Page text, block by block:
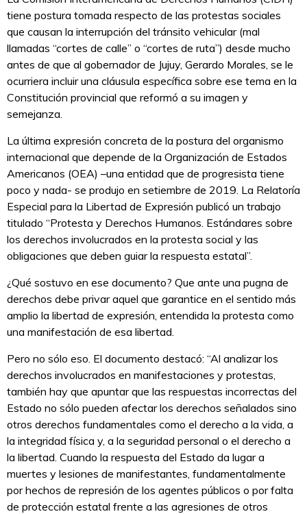
tiene postura tomada respecto de las protestas sociales
que causan la interrupción del tránsito vehicular (mal
llamadas “cortes de calle” o “cortes de ruta”) desde mucho
antes de que al gobernador de Jujuy, Gerardo Morales, se le
ocurriera incluir una cláusula específica sobre ese tema en la
Constitución provincial que reformó a su imagen y
semejanza.
La última expresión concreta de la postura del organismo
internacional que depende de la Organización de Estados
Americanos (OEA) –una entidad que de progresista tiene
poco y nada- se produjo en setiembre de 2019. La Relatoría
Especial para la Libertad de Expresión publicó un trabajo
titulado “Protesta y Derechos Humanos. Estándares sobre
los derechos involucrados en la protesta social y las
obligaciones que deben guiar la respuesta estatal”.
¿Qué sostuvo en ese documento? Que ante una pugna de
derechos debe privar aquel que garantice en el sentido más
amplio la libertad de expresión, entendida la protesta como
una manifestación de esa libertad.
Pero no sólo eso. El documento destacó: “Al analizar los
derechos involucrados en manifestaciones y protestas,
también hay que apuntar que las respuestas incorrectas del
Estado no sólo pueden afectar los derechos señalados sino
otros derechos fundamentales como el derecho a la vida, a
la integridad física y, a la seguridad personal o el derecho a
la libertad. Cuando la respuesta del Estado da lugar a
muertes y lesiones de manifestantes, fundamentalmente
por hechos de represión de los agentes públicos o por falta
de protección estatal frente a las agresiones de otros